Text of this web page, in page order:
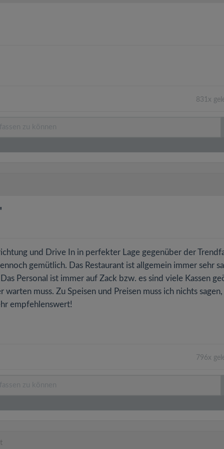
831x
und Drive In in perfekter Lage gegenüber der
gemütlich. Das Restaurant ist allgemein immer sehr
Personal ist immer auf Zack bzw. es sind viele Kassen
muss. Zu Speisen und Preisen muss ich nichts
empfehlenswert!
796x